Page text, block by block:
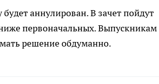
аннулирован. В зачет пойдут
первоначальных. Выпускникам
решение обдуманно.